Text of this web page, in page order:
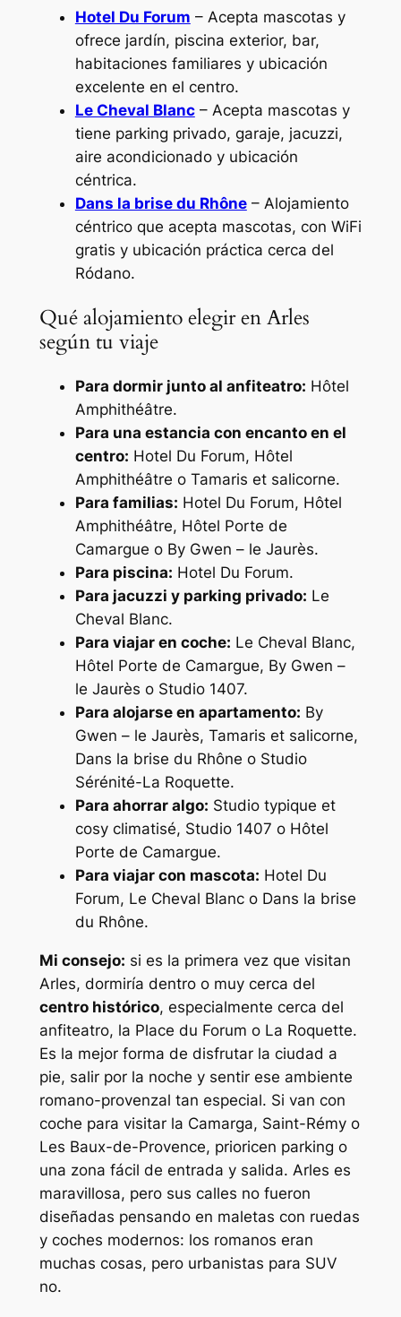
Hotel Du Forum – Acepta mascotas y
ofrece jardín, piscina exterior, bar,
habitaciones familiares y ubicación
excelente en el centro.
Le Cheval Blanc– Acepta mascotas y
tiene parking privado, garaje, jacuzzi,
aire acondicionado y ubicación
céntrica.
Dans la brise du Rhône– Alojamiento
céntrico que acepta mascotas, con WiFi
gratis y ubicación práctica cerca del
Ródano.
Qué alojamiento elegir en Arles
según tu viaje
Para dormir junto al anfiteatro: Hôtel
Amphithéâtre.
Para una estancia con encanto en el
centro: Hotel Du Forum, Hôtel
Amphithéâtre o Tamaris et salicorne.
Para familias: Hotel Du Forum, Hôtel
Amphithéâtre, Hôtel Porte de
Camargue o By Gwen – le Jaurès.
Para piscina: Hotel Du Forum.
Para jacuzzi y parking privado: Le
Cheval Blanc.
Para viajar en coche: Le Cheval Blanc,
Hôtel Porte de Camargue, By Gwen –
le Jaurès o Studio 1407.
Para alojarse en apartamento: By
Gwen – le Jaurès, Tamaris et salicorne,
Dans la brise du Rhône o Studio
Sérénité-La Roquette.
Para ahorrar algo: Studio typique et
cosy climatisé, Studio 1407 o Hôtel
Porte de Camargue.
Para viajar con mascota: Hotel Du
Forum, Le Cheval Blanc o Dans la brise
du Rhône.
Mi consejo: si es la primera vez que visitan
Arles, dormiría dentro o muy cerca del
centro histórico, especialmente cerca del
anfiteatro, la Place du Forum o La Roquette.
Es la mejor forma de disfrutar la ciudad a
pie, salir por la noche y sentir ese ambiente
romano-provenzal tan especial. Si van con
coche para visitar la Camarga, Saint-Rémy o
Les Baux-de-Provence, prioricen parking o
una zona fácil de entrada y salida. Arles es
maravillosa, pero sus calles no fueron
diseñadas pensando en maletas con ruedas
y coches modernos: los romanos eran
muchas cosas, pero urbanistas para SUV
no.